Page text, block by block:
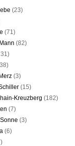
(23)
(71)
(82)
(3)
(15)
Kreuzberg (182)
(7)
(3)
(6)